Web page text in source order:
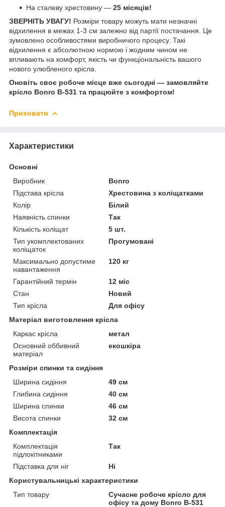
На сталеву хрестовину — 25 місяців!
ЗВЕРНІТЬ УВАГУ! Розміри товару можуть мати незначні
відхилення в межах 1-3 см залежно від партії постачання. Це
зумовлено особливостями виробничого процесу. Такі
відхилення є абсолютною нормою і жодним чином не
впливають на комфорт, якість чи функціональність вашого
нового улюбленого крісла.
Оновіть своє робоче місце вже сьогодні — замовляйте
крісло Bonro B-531 та працюйте з комфортом!
Приховати
Характеристики
Основні
Виробник
Bonro
Підстава крісла
Хрестовина з коліщатками
Колір
Білий
Наявність спинки
Так
Кількість коліщат
5 шт.
Тип укомплектованих
коліщаток
Прогумовані
Максимально допустиме
навантаження
120 кг
Гарантійний термін
12 міс
Стан
Новий
Тип крісла
Для офісу
Матеріал виготовлення крісла
Каркас крісла
метал
Основний оббивний
матеріал
екошкіра
Розміри спинки та сидіння
Ширина сидіння
49 см
Глибина сидіння
40 см
Ширина спинки
46 см
Висота спинки
32 см
Комплектація
Комплектація
підлокітниками
Так
Підставка для ніг
Ні
Користувальницькі характеристики
Тип товару
Сучасне робоче крісло для
офісу та дому Bonro B-531